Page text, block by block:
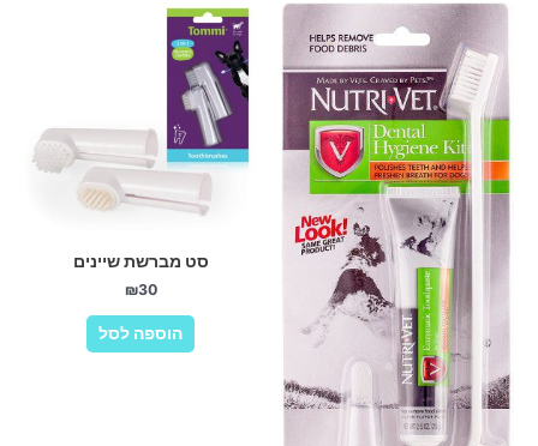
סט מברשת שיינים
₪30
הוספה לסל